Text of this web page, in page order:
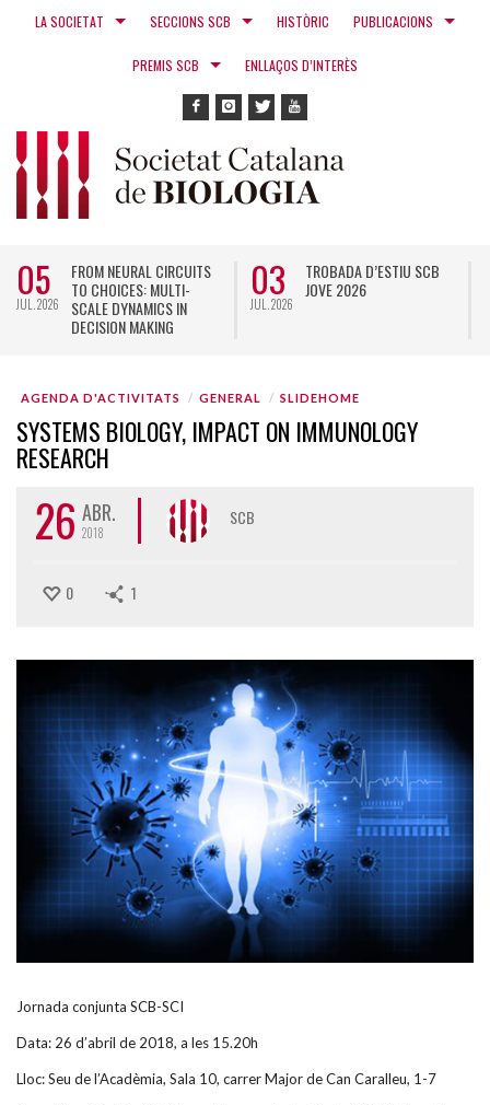
LA SOCIETAT SECCIONS SCB HISTÒRIC PUBLICACIONS
PREMIS SCB ENLLAÇOS D’INTERÈS
05
JUL. 2026
FROM NEURAL CIRCUITS
TO CHOICES: MULTI-
SCALE DYNAMICS IN
DECISION MAKING
03
JUL. 2026
TROBADA D’ESTIU SCB
JOVE 2026
AGENDA D'ACTIVITATS GENERAL SLIDEHOME
SYSTEMS BIOLOGY, IMPACT ON IMMUNOLOGY
RESEARCH
26 ABR.
2018
SCB
0 1
Jornada conjunta SCB-SCI
Data: 26 d’abril de 2018, a les 15.20h
Lloc: Seu de l’Acadèmia, Sala 10, carrer Major de Can Caralleu, 1-7